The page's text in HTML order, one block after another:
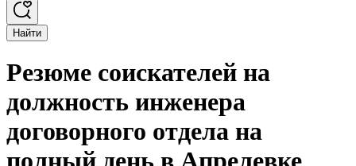
Найти
Резюме соискателей на
должность инженера
договорного отдела на